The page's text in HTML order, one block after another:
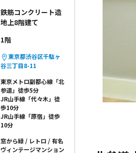
鉄筋コンクリート造
地上8階建て
1階
東京都渋谷区千駄ヶ
谷三丁目8-11
東京メトロ副都心線「北
参道」徒歩5分
JR山手線「代々木」徒
歩10分
JR山手線「原宿」徒歩
10分
窓から緑 レトロ
有名
ヴィンテージマンション